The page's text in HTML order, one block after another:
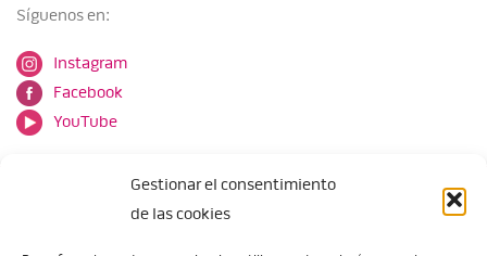
Gestionar el consentimiento
de las cookies
Síguenos en:
Instagram
Facebook
YouTube